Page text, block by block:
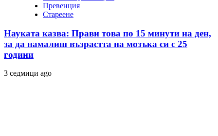
Превенция
Стареене
Науката казва: Прави това по 15 минути на ден,
за да намалиш възрастта на мозъка си с 25
години
3 седмици ago